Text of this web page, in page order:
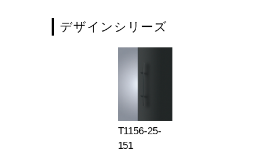
デザインシリーズ
T1156-25-
151